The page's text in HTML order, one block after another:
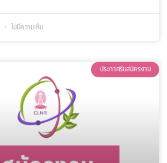
ไม่มีความเห็น
ประกาศรับสมัครงาน